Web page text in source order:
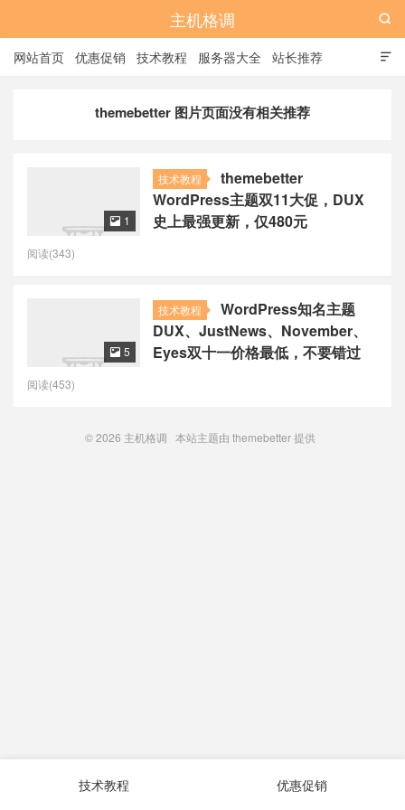
主机格调

网站首页 优惠促销 技术教程 服务器大全 站长推荐

themebetter 图片页面没有相关推荐
技术教程
themebetter
WordPress主题双11大促，DUX
史上最强更新，仅480元
 1
阅读(343)
技术教程
WordPress知名主题
DUX、JustNews、November、
Eyes双十一价格最低，不要错过
 5
阅读(453)
© 2026 主机格调 本站主题由 themebetter提供
技术教程 优惠促销